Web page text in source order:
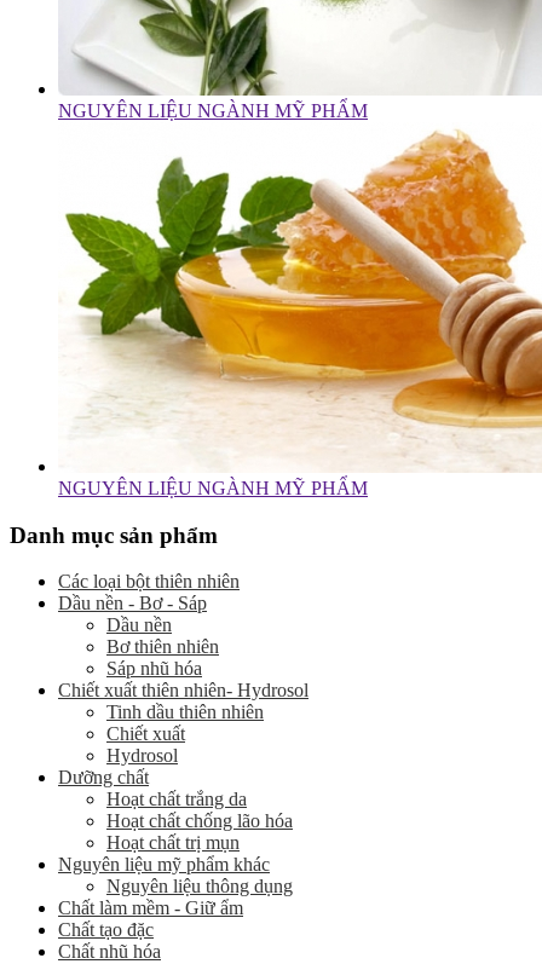
NGUYÊN LIỆU NGÀNH MỸ PHẨM
NGUYÊN LIỆU NGÀNH MỸ PHẨM
Danh mục sản phẩm
Các loại bột thiên nhiên
Dầu nền - Bơ - Sáp
Dầu nền
Bơ thiên nhiên
Sáp nhũ hóa
Chiết xuất thiên nhiên- Hydrosol
Tinh dầu thiên nhiên
Chiết xuất
Hydrosol
Dưỡng chất
Hoạt chất trắng da
Hoạt chất chống lão hóa
Hoạt chất trị mụn
Nguyên liệu mỹ phẩm khác
Nguyên liệu thông dụng
Chất làm mềm - Giữ ẩm
Chất tạo đặc
Chất nhũ hóa